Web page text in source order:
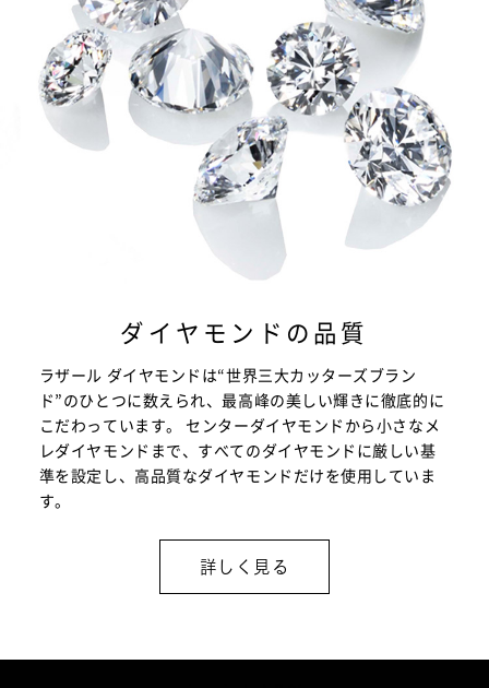
ダイヤモンドの品質
ラザール ダイヤモンドは“世界三大カッターズブラン
ド”のひとつに数えられ、最高峰の美しい輝きに徹底的に
こだわっています。 センターダイヤモンドから小さなメ
レダイヤモンドまで、すべてのダイヤモンドに厳しい基
準を設定し、高品質なダイヤモンドだけを使用していま
す。
詳しく見る